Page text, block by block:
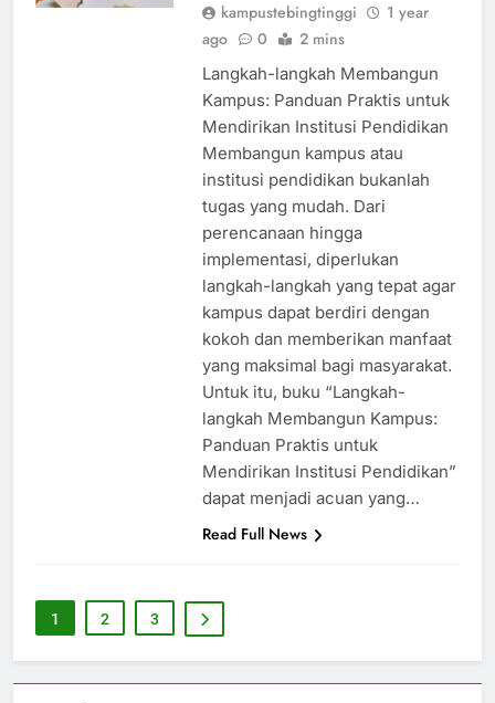
kampustebingtinggi
1 year
ago
0 2 mins
Langkah-langkah Membangun
Kampus: Panduan Praktis untuk
Mendirikan Institusi Pendidikan
Membangun kampus atau
institusi pendidikan bukanlah
tugas yang mudah. Dari
perencanaan hingga
implementasi, diperlukan
langkah-langkah yang tepat agar
kampus dapat berdiri dengan
kokoh dan memberikan manfaat
yang maksimal bagi masyarakat.
Untuk itu, buku “Langkah-
langkah Membangun Kampus:
Panduan Praktis untuk
Mendirikan Institusi Pendidikan”
dapat menjadi acuan yang…
Read Full News
1 2 3